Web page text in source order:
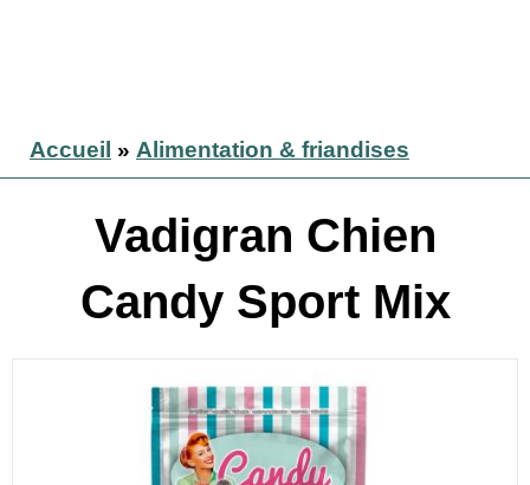
Accueil » Alimentation & friandises
Vadigran Chien
Candy Sport Mix